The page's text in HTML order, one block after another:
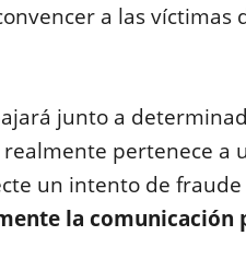
a las
junto a
pertenece a
un intento de
la comunicación